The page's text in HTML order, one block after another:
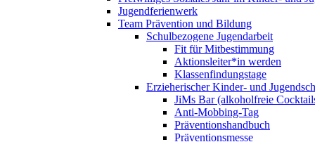
Jugendferienwerk
Team Prävention und Bildung
Schulbezogene Jugendarbeit
Fit für Mitbestimmung
Aktionsleiter*in werden
Klassenfindungstage
Erzieherischer Kinder- und
JiMs Bar (alkoholfreie
Anti-Mobbing-Tag
Präventionshandbuch
Präventionsmesse